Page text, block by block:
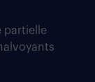
partielle